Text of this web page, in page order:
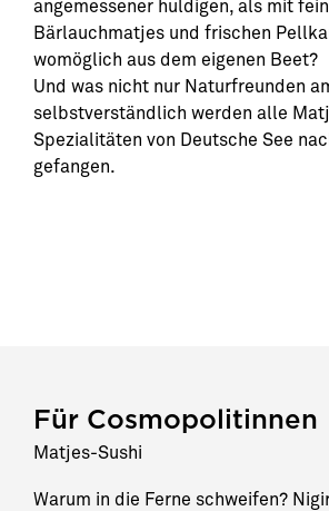
angemessener huldigen, als mit
Bärlauchmatjes und frischen
womöglich aus dem eigenen Beet?
Und was nicht nur Naturfreunden
selbstverständlich werden alle
Spezialitäten von Deutsche See
gefangen.
Für Cosmopolitinnen
Matjes-Sushi
Warum in die Ferne schweifen?